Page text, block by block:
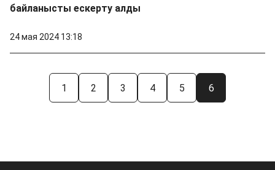
байланысты ескерту алды
24 мая 2024 13:18
1 2 3 4 5 6